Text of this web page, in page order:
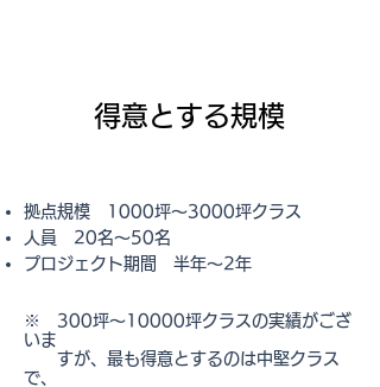
​得意とする規模
拠点規模 1000坪～3000坪クラス
人員 20名～50名
プロジェクト期間 半年～2年
※ 300坪～10000坪クラスの実績がござ
いま
すが、最も得意とするのは中堅クラス
で、